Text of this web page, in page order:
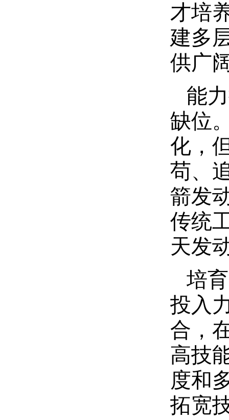
才培
建多
供广
能
缺位
化，
苟、
箭发
传统
天发
培
投入
合，
高技
度和
拓宽